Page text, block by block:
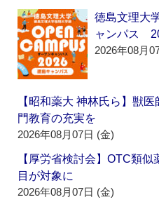
徳島文理大
ャンパス
2026年08月
【昭和薬大 神林氏ら】獣
門教育の充実を
2026年08月07日 (金)
【厚労省検討会】OTC類
目が対象に
2026年08月07日 (金)